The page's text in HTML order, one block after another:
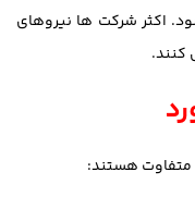
اکثر شرکت ها نیروهای
کنند.
هستند: